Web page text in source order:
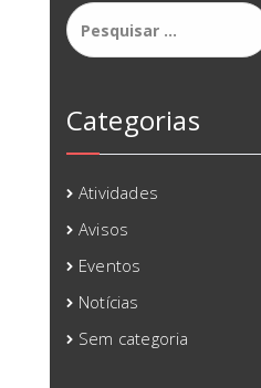
Pesquisar
por:
Categorias
Atividades
Avisos
Eventos
Notícias
Sem categoria